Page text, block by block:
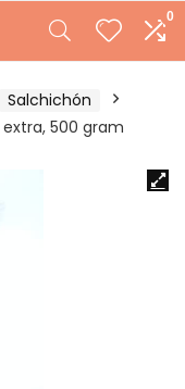
0
Salchichón
500 gram